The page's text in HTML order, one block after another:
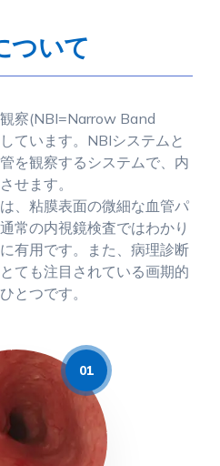
ついて
察(NBI=Narrow Band
ています。NBIシステムと
を観察するシステムで、内
せます。
、粘膜表面の微細な血管パ
常の内視鏡検査ではわかり
有用です。また、病理診断
ても注目されている画期的
とつです。